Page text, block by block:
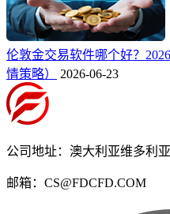
伦敦金交易软件哪个好？
情策略）
2026-06-23
公司地址：澳大利亚维多利
邮箱：CS@FDCFD.COM